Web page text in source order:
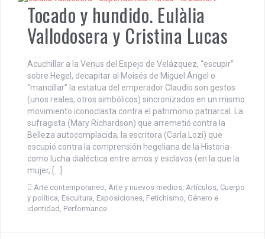
Tocado y hundido. Eulàlia
Vallodosera y Cristina Lucas
Acuchillar a la Venus del Espejo de Velázquez, “escupir”
sobre Hegel, decapitar al Moisés de Miguel Ángel o
“mancillar” la estatua del emperador Claudio son gestos
(unos reales, otros simbólicos) sincronizados en un mismo
movimiento iconoclasta contra el patrimonio patriarcal. La
sufragista (Mary Richardson) que arremetió contra la
Belleza autocomplacida, la escritora (Carla Lozi) que
escupió contra la comprensión hegeliana de la Historia
como lucha dialéctica entre amos y esclavos (en la que la
mujer, […]
Arte contemporaneo, Arte y nuevos medios, Artículos, Cuerpo
y política, Escultura, Exposiciones, Fetichismo, Género e
identidad , Performance